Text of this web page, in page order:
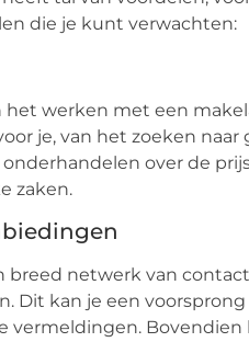
die je kunt verwachten:
werken met een
je, van het zoeken
over de
zaken.
breed netwerk van
Dit kan je een
vermeldingen.